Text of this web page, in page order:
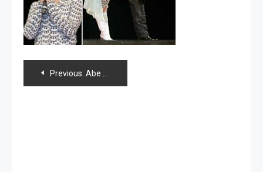
Navegación
Previous: Abe Natsumi regresa